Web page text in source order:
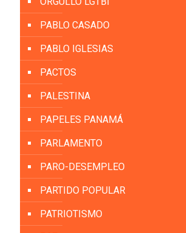
PABLO CASADO
PABLO IGLESIAS
PACTOS
PALESTINA
PAPELES PANAMÁ
PARLAMENTO
PARO-DESEMPLEO
PARTIDO POPULAR
PATRIOTISMO